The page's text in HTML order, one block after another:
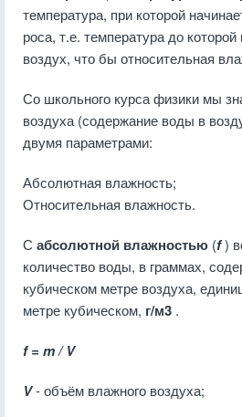
температура, при которой
роса, т.е. температура до
воздух, что бы относительная
Со школьного курса физики мы
воздуха (содержание воды в
двумя параметрами:
Абсолютная влажность;
Относительная влажность.
С абсолютной влажностью (f)
количество воды, в граммах,
кубическом метре воздуха,
метре кубическом, г/м3 .
f = m / V
V- объём влажного воздуха;